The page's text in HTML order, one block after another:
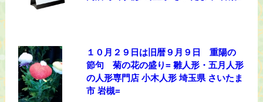
１０月２９日は旧暦９月９日 重陽の
節句 菊の花の盛り= 雛人形・五月人形
の人形専門店 小木人形 埼玉県 さいたま
市 岩槻=